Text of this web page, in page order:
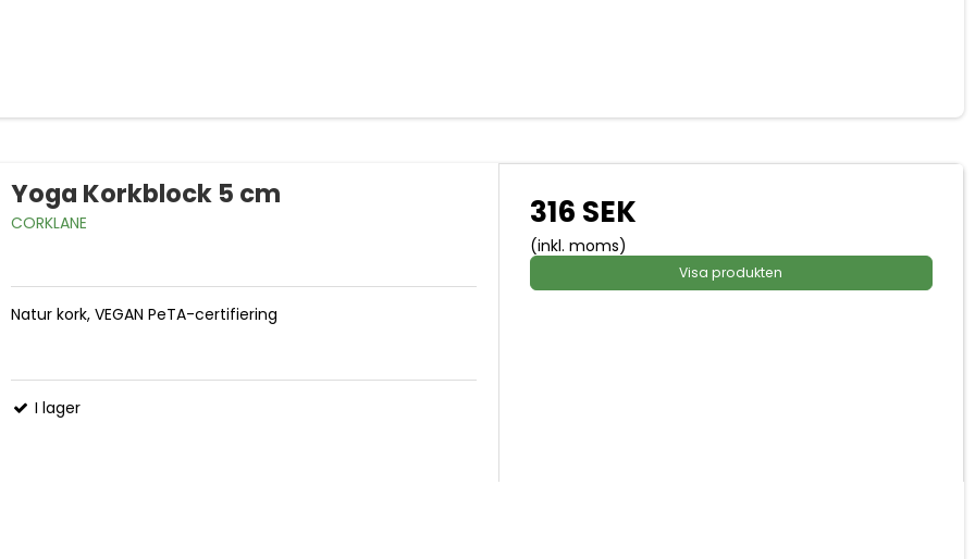
Yoga Korkblock 5 cm
CORKLANE
Natur kork, VEGAN PeTA-certifiering
I lager
316 SEK
(inkl. moms)
Visa produkten